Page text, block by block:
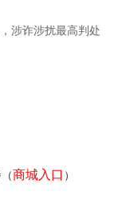
涉诈涉扰最高判处
商城入口 ）